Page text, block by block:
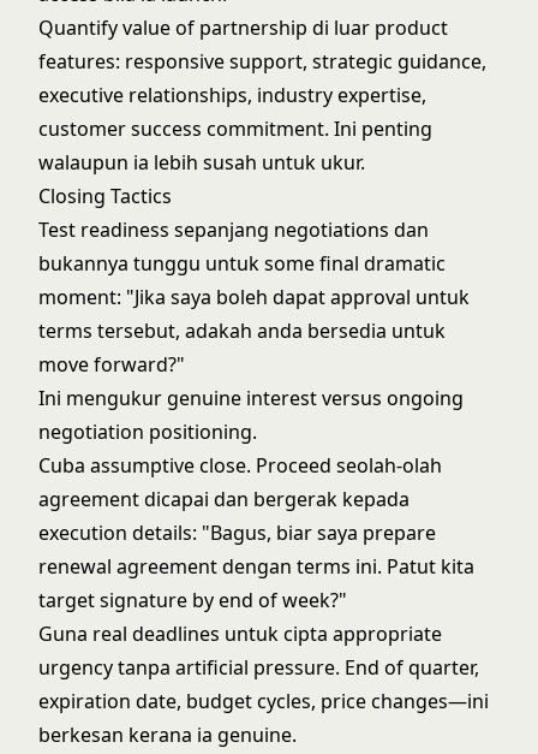
Quantify value of partnership di luar product
features: responsive support, strategic guidance,
executive relationships, industry expertise,
customer success commitment. Ini penting
walaupun ia lebih susah untuk ukur.
Closing Tactics
Test readiness sepanjang negotiations dan
bukannya tunggu untuk some final dramatic
moment: "Jika saya boleh dapat approval untuk
terms tersebut, adakah anda bersedia untuk
move forward?"
Ini mengukur genuine interest versus ongoing
negotiation positioning.
Cuba assumptive close. Proceed seolah-olah
agreement dicapai dan bergerak kepada
execution details: "Bagus, biar saya prepare
renewal agreement dengan terms ini. Patut kita
target signature by end of week?"
Guna real deadlines untuk cipta appropriate
urgency tanpa artificial pressure. End of quarter,
expiration date, budget cycles, price changes—ini
berkesan kerana ia genuine.